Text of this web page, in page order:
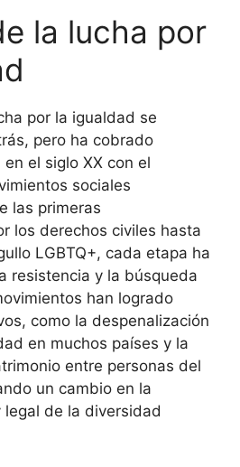
la lucha por
por la igualdad se
pero ha cobrado
el siglo XX con el
sociales
las primeras
los derechos civiles hasta
LGBTQ+, cada etapa ha
resistencia y la búsqueda
han logrado
como la despenalización
en muchos países y la
entre personas del
un cambio en la
legal de la diversidad